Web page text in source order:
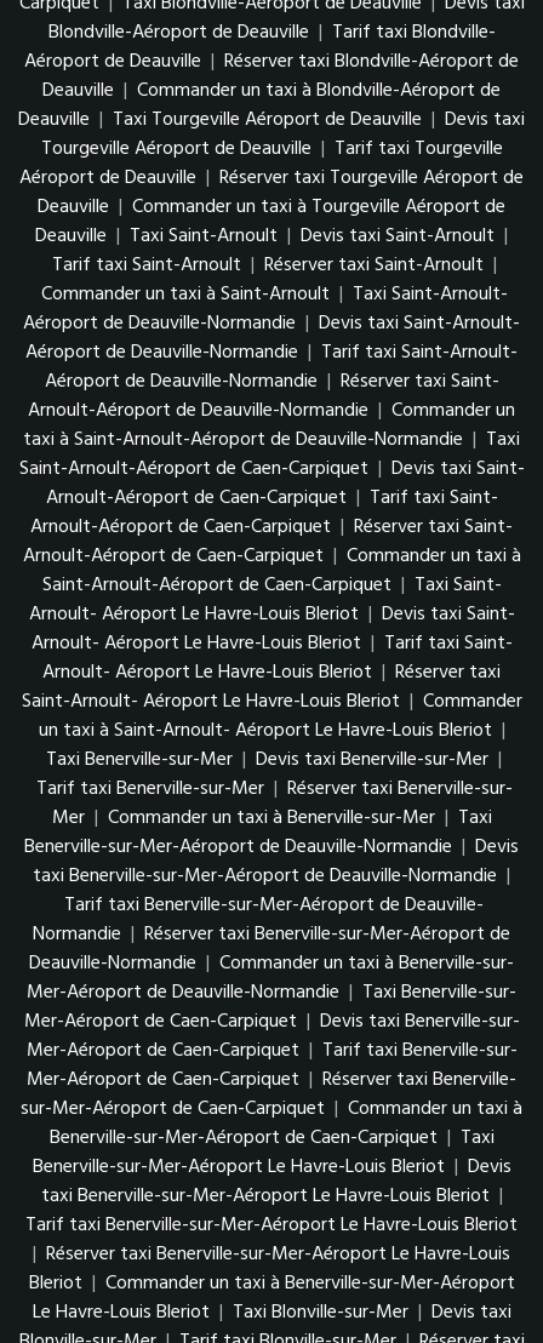
Blondville-Aéroport de Deauville | Tarif taxi Blondville-
Aéroport de Deauville | Réserver taxi Blondville-Aéroport de
Deauville | Commander un taxi à Blondville-Aéroport de
Deauville | Taxi Tourgeville Aéroport de Deauville | Devis taxi
Tourgeville Aéroport de Deauville | Tarif taxi Tourgeville
Aéroport de Deauville | Réserver taxi Tourgeville Aéroport de
Deauville | Commander un taxi à Tourgeville Aéroport de
Deauville | Taxi Saint-Arnoult | Devis taxi Saint-Arnoult |
Tarif taxi Saint-Arnoult | Réserver taxi Saint-Arnoult |
Commander un taxi à Saint-Arnoult | Taxi Saint-Arnoult-
Aéroport de Deauville-Normandie | Devis taxi Saint-Arnoult-
Aéroport de Deauville-Normandie | Tarif taxi Saint-Arnoult-
Aéroport de Deauville-Normandie | Réserver taxi Saint-
Arnoult-Aéroport de Deauville-Normandie | Commander un
taxi à Saint-Arnoult-Aéroport de Deauville-Normandie | Taxi
Saint-Arnoult-Aéroport de Caen-Carpiquet | Devis taxi Saint-
Arnoult-Aéroport de Caen-Carpiquet | Tarif taxi Saint-
Arnoult-Aéroport de Caen-Carpiquet | Réserver taxi Saint-
Arnoult-Aéroport de Caen-Carpiquet | Commander un taxi à
Saint-Arnoult-Aéroport de Caen-Carpiquet | Taxi Saint-
Arnoult- Aéroport Le Havre-Louis Bleriot | Devis taxi Saint-
Arnoult- Aéroport Le Havre-Louis Bleriot | Tarif taxi Saint-
Arnoult- Aéroport Le Havre-Louis Bleriot | Réserver taxi
Saint-Arnoult- Aéroport Le Havre-Louis Bleriot | Commander
un taxi à Saint-Arnoult- Aéroport Le Havre-Louis Bleriot |
Taxi Benerville-sur-Mer | Devis taxi Benerville-sur-Mer |
Tarif taxi Benerville-sur-Mer | Réserver taxi Benerville-sur-
Mer | Commander un taxi à Benerville-sur-Mer | Taxi
Benerville-sur-Mer-Aéroport de Deauville-Normandie | Devis
taxi Benerville-sur-Mer-Aéroport de Deauville-Normandie |
Tarif taxi Benerville-sur-Mer-Aéroport de Deauville-
Normandie | Réserver taxi Benerville-sur-Mer-Aéroport de
Deauville-Normandie | Commander un taxi à Benerville-sur-
Mer-Aéroport de Deauville-Normandie | Taxi Benerville-sur-
Mer-Aéroport de Caen-Carpiquet | Devis taxi Benerville-sur-
Mer-Aéroport de Caen-Carpiquet | Tarif taxi Benerville-sur-
Mer-Aéroport de Caen-Carpiquet | Réserver taxi Benerville-
sur-Mer-Aéroport de Caen-Carpiquet | Commander un taxi à
Benerville-sur-Mer-Aéroport de Caen-Carpiquet | Taxi
Benerville-sur-Mer-Aéroport Le Havre-Louis Bleriot | Devis
taxi Benerville-sur-Mer-Aéroport Le Havre-Louis Bleriot |
Tarif taxi Benerville-sur-Mer-Aéroport Le Havre-Louis Bleriot
| Réserver taxi Benerville-sur-Mer-Aéroport Le Havre-Louis
Bleriot | Commander un taxi à Benerville-sur-Mer-Aéroport
Le Havre-Louis Bleriot | Taxi Blonville-sur-Mer | Devis taxi